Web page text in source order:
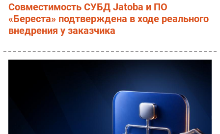
Совместимость СУБД Jatoba и ПО
«Береста» подтверждена в ходе реального
внедрения у заказчика